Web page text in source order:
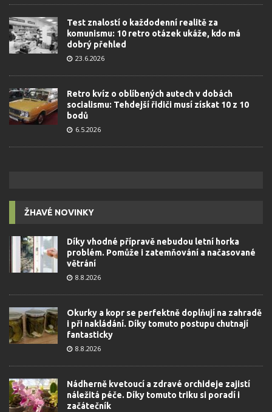
Test znalostí o každodenní realitě za
komunismu: 10 retro otázek ukáže, kdo má
dobrý přehled
23.6.2026
Retro kvíz o oblíbených autech v dobách
socialismu: Tehdejší řidiči musí získat 10 z 10
bodů
6.5.2026
ŽHAVÉ NOVINKY
Díky vhodné přípravě nebudou letní horka
problém. Pomůže i zatemňování a načasované
větrání
8.8.2026
Okurky a kopr se perfektně doplňují na zahradě
i při nakládání. Díky tomuto postupu chutnají
fantasticky
8.8.2026
Nádherně kvetoucí a zdravé orchideje zajistí
náležitá péče. Díky tomuto triku si poradí i
začátečník